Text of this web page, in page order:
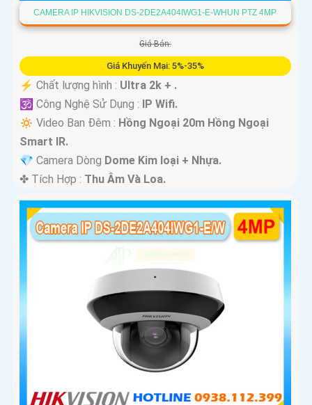
CAMERA IP HIKVISION DS-2DE2A404IWG1-E-WHUN PTZ 4MP
Giá Bán:
Giá Khuyến Mại: 5%-35%
️⚡ Chất lượng hình : Ultra 2k + .
🕉️ Công Nghệ Sử Dụng : IP Wifi.
🔅 Video Ban Đêm : Hồng Ngoại 20m Hồng Ngoại
Smart IR.
💎 Camera Dòng Dome Kim loại + Nhựa.
️✤ Tích Hợp : Thu Âm Và Loa.